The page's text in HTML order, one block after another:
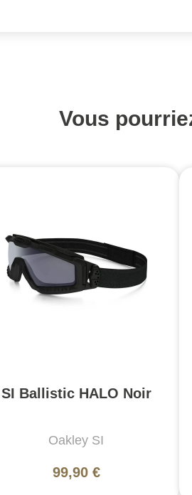
Vous
SI Ballistic HALO Noir
Oakley SI
99,90 €